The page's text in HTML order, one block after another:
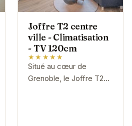
Joffre T2 centre
ville - Climatisation
- TV 120cm
★★★★★
Situé au cœur de
Grenoble, le Joffre T2